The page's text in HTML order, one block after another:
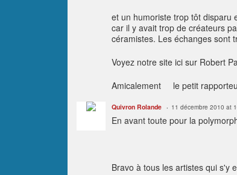
et un humoriste trop tôt disparu
car il y avait trop de créateurs
céramistes. Les échanges sont
Voyez notre site ici sur Robert
Amicalement le petit
Quivron Rolande 11 décembre 2010 at
En avant toute pour la
Bravo à tous les artistes qui s'y